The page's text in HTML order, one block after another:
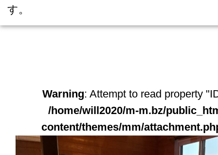
す。
Warning: Attempt to read property
/home/will2020/m-m.bz/
content/themes/mm/